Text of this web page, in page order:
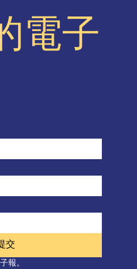
電子
交
報。